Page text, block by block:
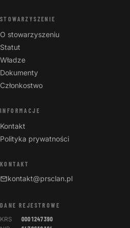
STOWARZYSZENIE
O stowarzyszeniu
Statut
Władze
Dokumenty
Członkostwo
INFORMACJE
Kontakt
Polityka prywatności
KONTAKT
kontakt@prsclan.pl
DANE REJESTROWE
KRS 0001247390